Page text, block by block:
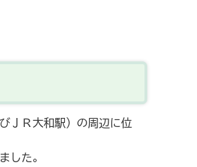
ＪＲ大和駅）の周辺に位
した。